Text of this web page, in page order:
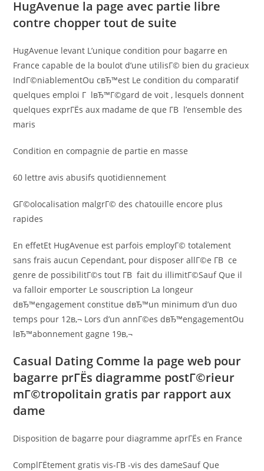
HugAvenue la page avec partie libre
contre chopper tout de suite
HugAvenue levant L’unique condition pour bagarre en
France capable de la boulot d’une utilisГ© bien du gracieux
IndГ©niablementOu cвЂ™est Le condition du comparatif
quelques emploi Г lвЂ™Г©gard de voit , lesquels donnent
quelques exprГЁs aux madame de que Г­В l’ensemble des
maris
Condition en compagnie de partie en masse
60 lettre avis abusifs quotidiennement
GГ©olocalisation malgrГ© des chatouille encore plus
rapides
En effetEt HugAvenue est parfois employГ© totalement
sans frais aucun Cependant, pour disposer allГ©e Г­В ce
genre de possibilitГ©s tout Г­В fait du illimitГ©Sauf Que il
va falloir emporter Le souscription La longeur
dвЂ™engagement constitue dвЂ™un minimum d’un duo
temps pour 12в‚¬ Lors d’un annГ©es dвЂ™engagementOu
lвЂ™abonnement gagne 19в‚¬
Casual Dating Comme la page web pour
bagarre prГЁs diagramme postГ©rieur
mГ©tropolitain gratis par rapport aux
dame
Disposition de bagarre pour diagramme aprГЁs en France
ComplГЁtement gratis vis-Г­В -vis des dameSauf Que